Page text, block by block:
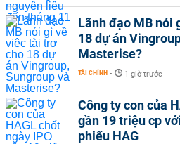
Lãnh đạo MB nói
18 dự án
Masterise?
TÀI CHÍNH - 1 giờ trước
Công ty con của
gần 19 triệu cp
phiếu HAG